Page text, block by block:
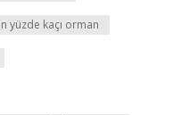
yüzde kaçı orman